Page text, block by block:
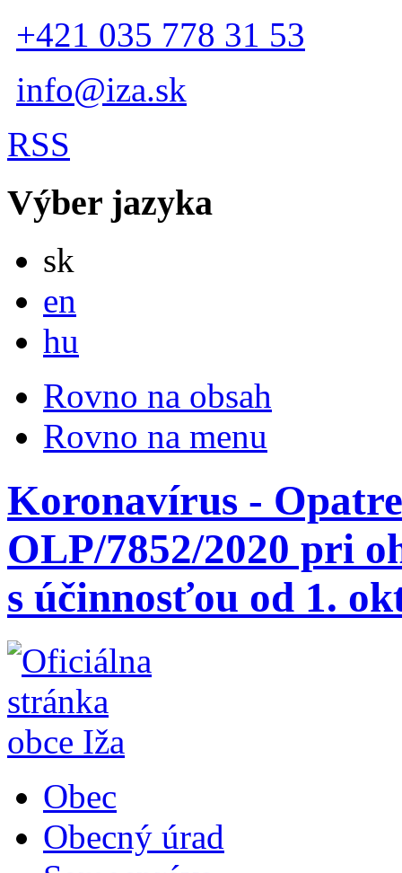
+421 035 778 31 53
info@iza.sk
RSS
Výber jazyka
sk
en
hu
Rovno na obsah
Rovno na menu
Koronavírus -
OLP/7852/2020 pri
s účinnosťou od 1.
Obec
Obecný úrad